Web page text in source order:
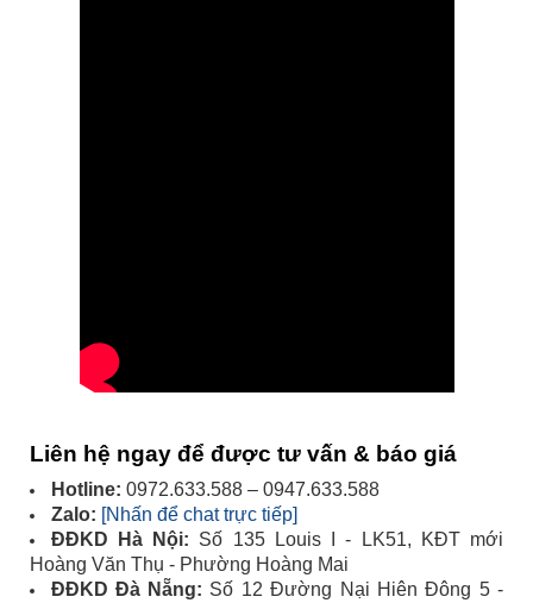
Liên hệ ngay để được tư vấn & báo giá
Hotline: 0972.633.588 – 0947.633.588
Zalo: [Nhấn để chat trực tiếp]
ĐĐKD Hà Nội: Số 135 Louis I - LK51, KĐT mới
Hoàng Văn Thụ - Phường Hoàng Mai
ĐĐKD Đà Nẵng: Số 12 Đường Nại Hiên Đông 5 -